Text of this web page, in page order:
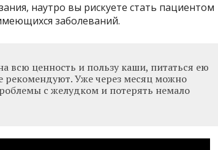
наутро вы рискуете стать пациентом
заболеваний.
всю ценность и пользу каши, питаться ею
рекомендуют. Уже через месяц можно
с желудком и потерять немало